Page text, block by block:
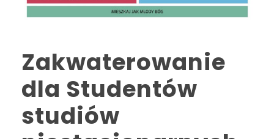
Zakwaterowanie
dla Studentów
studiów